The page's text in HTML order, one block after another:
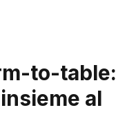
to-table:
al